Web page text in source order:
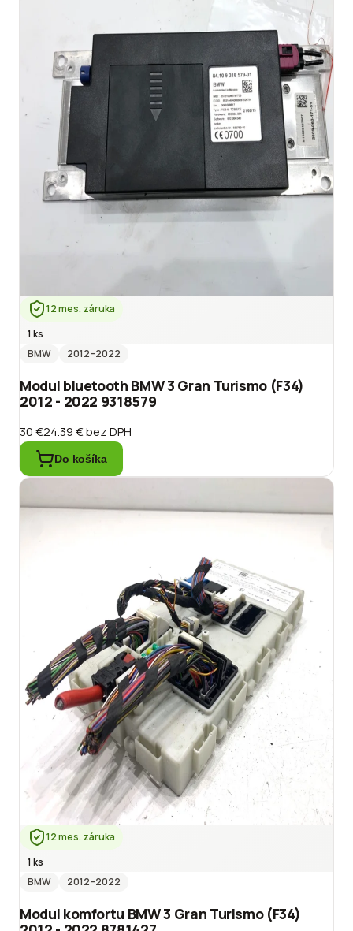
12 mes. záruka
1 ks
BMW
2012–2022
Modul bluetooth BMW 3 Gran Turismo (F34)
2012 - 2022 9318579
30 €24.39 €bez DPH
Do košíka
12 mes. záruka
1 ks
BMW
2012–2022
Modul komfortu BMW 3 Gran Turismo (F34)